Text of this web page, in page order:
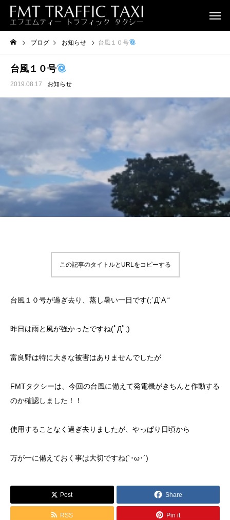
ブログ お知らせ 台風１０号
台風１０号
2019.08.17 お知らせ
この記事のタイトルとURLをコピーする
台風１０号が過ぎ去り、蒸し暑い一日です(;´Д`A “
昨日は雨と風が強かったですね(ﾟДﾟ;)
富良野は特に大きな被害はありませんでしたが
FMTタクシーは、今回の台風に備えて発電機がきちんと作動する
のか確認しました！！
使用することなく過ぎ去りましたが、やっぱり日頃から
万が一に備えておく事は大切ですね(`･ω･´)
Post Share
RSS Pin it